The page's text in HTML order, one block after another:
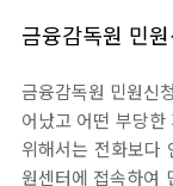
금융감독원 민
금융감독원 민원신
어났고 어떤 부당한
위해서는 전화보다
원센터에 접속하여